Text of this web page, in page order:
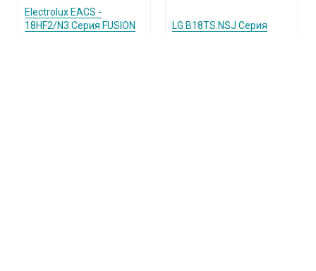
Electrolux EACS -
18HF2/N3 Серия FUSION
LG B18TS.NSJ Серия